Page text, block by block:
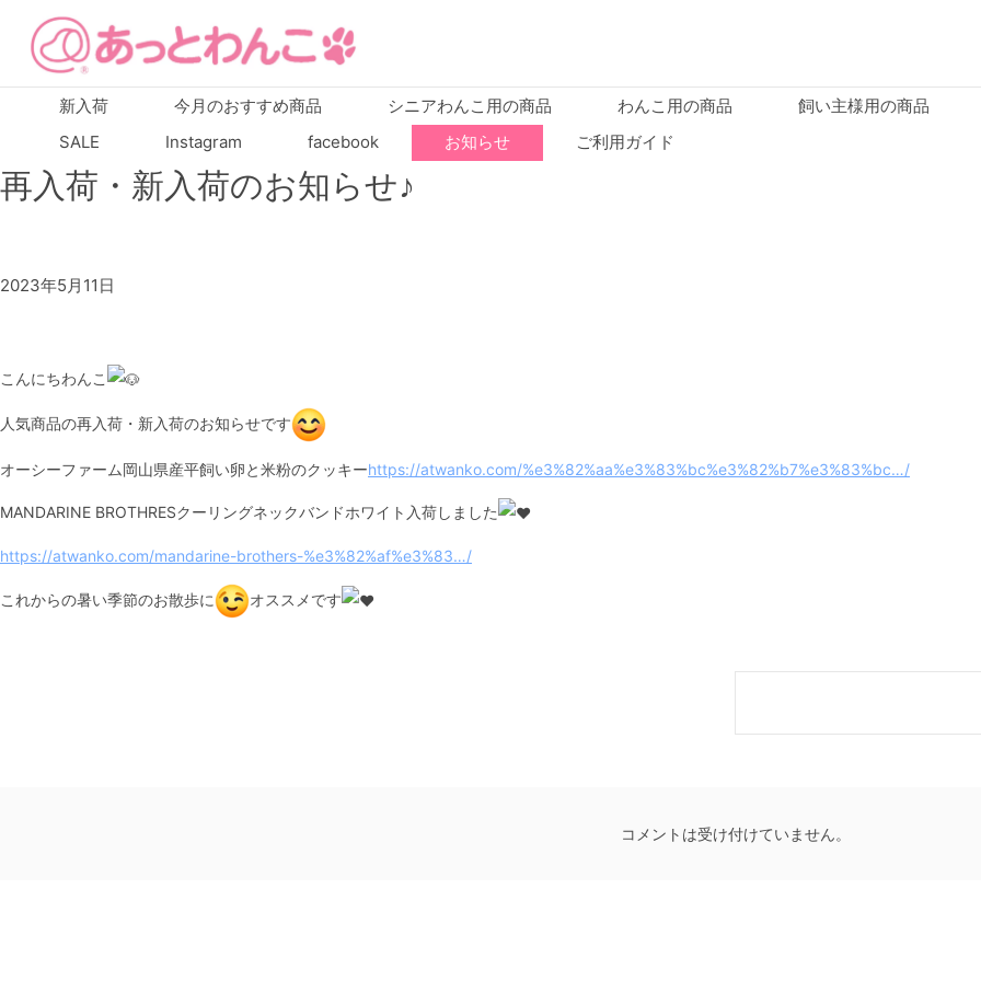
新入荷 今月のおすすめ商品 シニアわんこ用の商品 わんこ用の商品 飼い主様用の商品
SALE
Instagram facebook お知らせ ご利用ガイド
再入荷・新入荷のお知らせ♪
2023年5月11日
こんにちわんこ
人気商品の再入荷・新入荷のお知らせです
オーシーファーム岡山県産平飼い卵と米粉のクッキーhttps://atwanko.com/%e3%82%aa%e3%83%bc%e3%82%b7%e3%83%bc…/
MANDARINE BROTHRESクーリングネックバンドホワイト入荷しました
https://atwanko.com/mandarine-brothers-%e3%82%af%e3%83…/
これからの暑い季節のお散歩に オススメです
コメントは受け付けていません。